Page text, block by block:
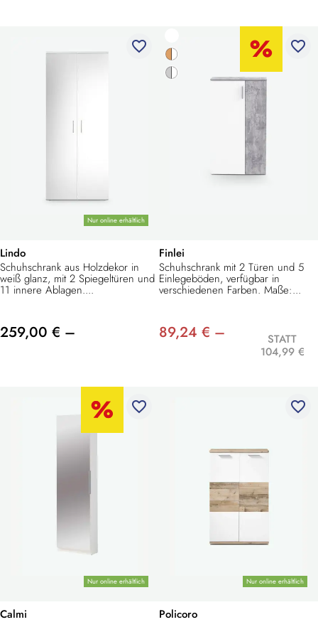
Nur online erhältlich
favorite_border
Lindo
Schuhschrank aus Holzdekor in
weiß glanz, mit 2 Spiegeltüren und
11 innere Ablagen....
259,00 € –
favorite_border
Finlei
Schuhschrank mit 2 Türen und 5
Einlegeböden, verfügbar in
verschiedenen Farben. Maße:...
89,24 € –
STATT
104,99 €
Nur online erhältlich
favorite_border
Calmi
Nur online erhältlich
favorite_border
Policoro